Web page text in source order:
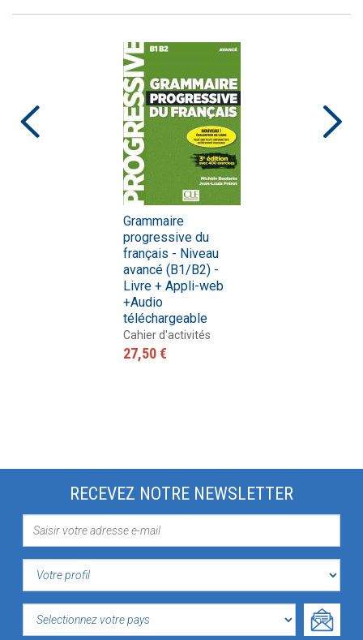
Grammaire
progressive du
français - Niveau
avancé (B1/B2) -
Livre + Appli-web
+Audio
téléchargeable
Cahier d'activités
27,50 €
RECEVEZ NOTRE NEWSLETTER
VOTRE
PROFIL